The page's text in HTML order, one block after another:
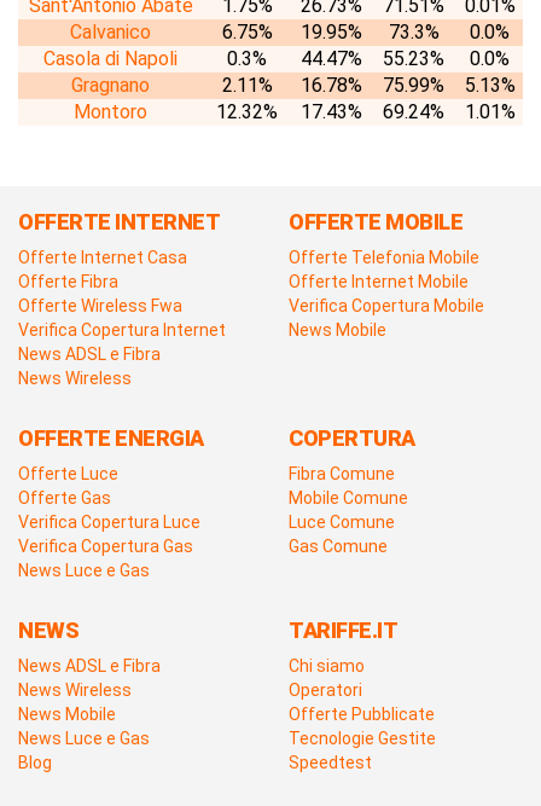
Sant'Antonio Abate
1.75% 26.73% 71.51%
0.01%
Calvanico
6.75% 19.95% 73.3%
0.0%
Casola di Napoli
0.3% 44.47% 55.23%
0.0%
Gragnano
2.11% 16.78% 75.99%
5.13%
Montoro
12.32% 17.43% 69.24% 1.01%
OFFERTE INTERNET
Offerte Internet Casa
Offerte Fibra
Offerte Wireless Fwa
Verifica Copertura Internet
News ADSL e Fibra
News Wireless
OFFERTE MOBILE
Offerte Telefonia Mobile
Offerte Internet Mobile
Verifica Copertura Mobile
News Mobile
OFFERTE ENERGIA
Offerte Luce
Offerte Gas
Verifica Copertura Luce
Verifica Copertura Gas
News Luce e Gas
COPERTURA
Fibra Comune
Mobile Comune
Luce Comune
Gas Comune
NEWS
News ADSL e Fibra
News Wireless
News Mobile
News Luce e Gas
Blog
TARIFFE.IT
Chi siamo
Operatori
Offerte Pubblicate
Tecnologie Gestite
Speedtest